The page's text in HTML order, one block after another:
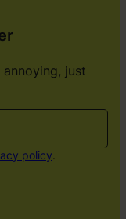
just
policy.